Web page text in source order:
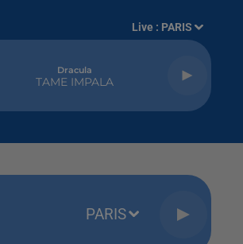
Live : PARIS
Dracula
TAME IMPALA
PARIS